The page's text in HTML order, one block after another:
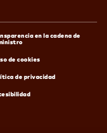
nueva)en la cadena de
(se abre en una ventana
una ventana nueva)
de cookies(se abre en una
de privacidad(se abre en una
(se abre en una ventana